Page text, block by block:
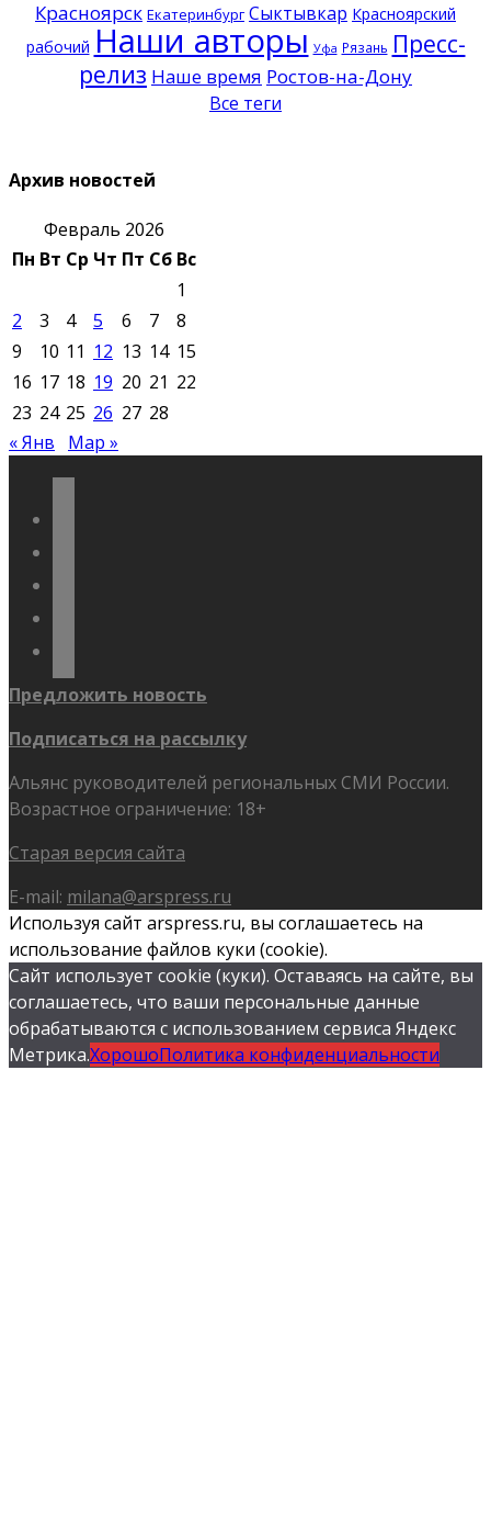
Красноярск Екатеринбург Сыктывкар Красноярский
рабочий Наши авторы Уфа Рязань Пресс-
релиз Наше время Ростов-на-Дону
Все теги
Архив новостей
Февраль 2026
Пн Вт Ср Чт Пт Сб Вс
1
2
3 4 5 6 7
8
9
10 11 12 13 14 15
16 17 18 19 20 21 22
23 24 25 26 27 28
« Янв
Мар »
Предложить новость
Подписаться на рассылку
Альянс руководителей региональных СМИ России.
Возрастное ограничение: 18+
Старая версия сайта
E-mail: milana@arspress.ru
Используя сайт arspress.ru, вы соглашаетесь на
использование файлов куки (cookie).
Сайт использует cookie (куки). Оставаясь на сайте, вы
соглашаетесь, что ваши персональные данные
обрабатываются с использованием сервиса Яндекс
Метрика.ХорошоПолитика конфиденциальности